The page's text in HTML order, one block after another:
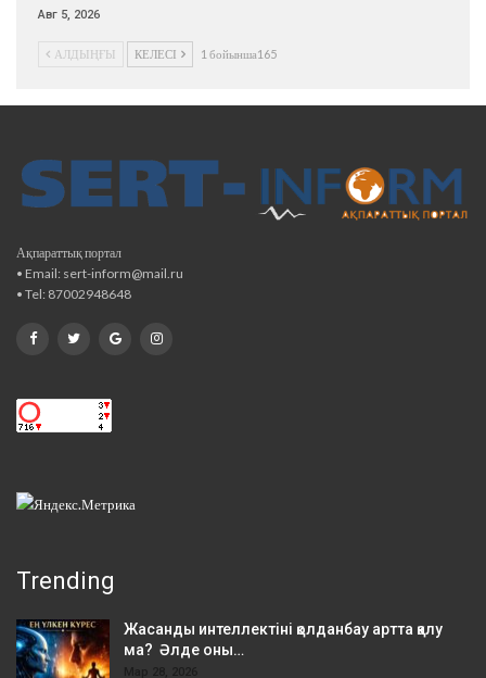
Авг 5, 2026
АЛДЫҢҒЫ КЕЛЕСІ 1 бойынша165
Ақпараттық портал
• Email: sert-inform@mail.ru
• Tel: 87002948648
Trending
Жасанды интеллектіні қолданбау артта қалу
ма? Әлде оны…
Мар 28, 2026